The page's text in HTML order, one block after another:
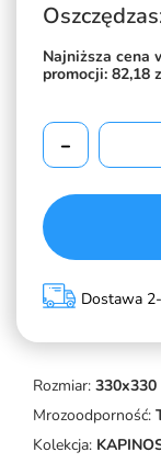
Rozmiar: 330x330
Mrozoodporność:
Kolekcja:
Najniższa cena
promocji: 82,18
-
Dostawa